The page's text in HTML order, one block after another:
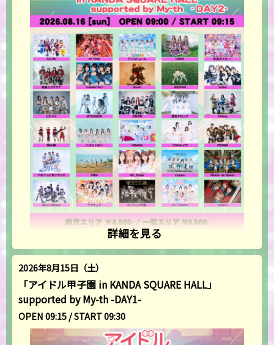
詳細を見る
2026年8月15日（土）
「アイドル甲子園 in KANDA SQUARE HALL」
supported by My-th -DAY1-
OPEN 09:15 / START 09:30